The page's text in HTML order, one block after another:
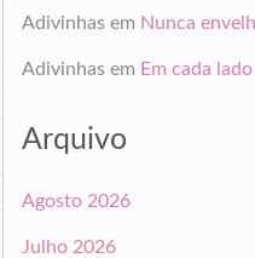
Adivinhasem Nunca
Adivinhasem Em cada
Arquivo
Agosto 2026
Julho 2026